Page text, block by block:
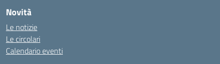
Novità
Le notizie
Le circolari
Calendario eventi